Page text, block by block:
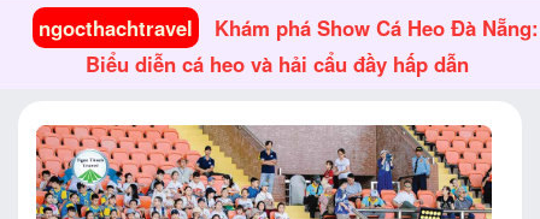
ngocthachtravel
Khám phá Show Cá Heo Đà Nẵng:
Biểu diễn cá heo và hải cẩu đầy hấp dẫn